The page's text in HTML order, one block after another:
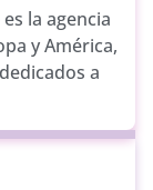
la agencia
y América,
a